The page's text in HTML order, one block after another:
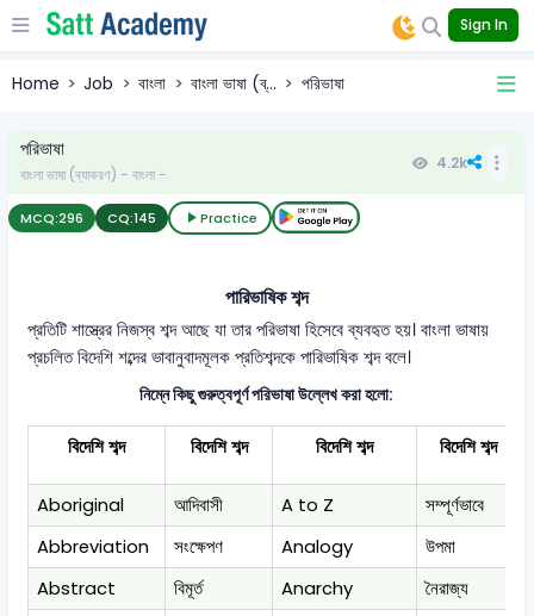
Sign In
Home Job বাংলা বাংলা ভাষা (ব্... পরিভাষা
পরিভাষা
বাংলা ভাষা (ব্যাকরণ) - বাংলা -
4.2k
MCQ:296 CQ:145 Practice
পারিভাষিক শব্দ
প্রতিটি শাস্ত্রের নিজস্ব শব্দ আছে যা তার পরিভাষা হিসেবে ব্যবহৃত হয়। বাংলা ভাষায়
প্রচলিত বিদেশি শব্দের ভাবানুবাদমূলক প্রতিশব্দকে পারিভাষিক শব্দ বলে।
নিম্নে কিছু গুরুত্বপূর্ণ পরিভাষা উল্লেখ করা হলো:
বিদেশি শব্দ বিদেশি শব্দ বিদেশি শব্দ বিদেশি শব্দ
Aboriginal আদিবাসী A to Z সম্পূর্ণভাবে
Abbreviation
সংক্ষেপণ Analogy উপমা
Abstract
বিমূর্ত Anarchy নৈরাজ্য